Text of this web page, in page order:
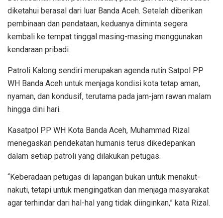
diketahui berasal dari luar Banda Aceh. Setelah diberikan
pembinaan dan pendataan, keduanya diminta segera
kembali ke tempat tinggal masing-masing menggunakan
kendaraan pribadi.
Patroli Kalong sendiri merupakan agenda rutin Satpol PP
WH Banda Aceh untuk menjaga kondisi kota tetap aman,
nyaman, dan kondusif, terutama pada jam-jam rawan malam
hingga dini hari.
Kasatpol PP WH Kota Banda Aceh, Muhammad Rizal
menegaskan pendekatan humanis terus dikedepankan
dalam setiap patroli yang dilakukan petugas.
“Keberadaan petugas di lapangan bukan untuk menakut-
nakuti, tetapi untuk mengingatkan dan menjaga masyarakat
agar terhindar dari hal-hal yang tidak diinginkan,” kata Rizal.